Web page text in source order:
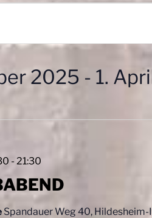
2025 - 1.
- 21:30
Spandauer Weg 40,